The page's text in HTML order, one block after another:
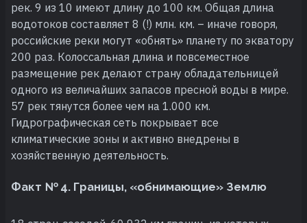
рек. 9 из 10 имеют длину до 100 км. Общая длина
водотоков составляет 8 (!) млн. км. – иначе говоря,
российские реки могут «обнять» планету по экватору
200 раз. Колоссальная длина и повсеместное
размещение рек делают страну обладательницей
одного из величайших запасов пресной воды в мире.
57 рек тянутся более чем на 1.000 км.
Гидрографическая сеть покрывает все
климатические зоны и активно внедрены в
хозяйственную деятельность.
Факт № 4. Границы, «обнимающие» Землю